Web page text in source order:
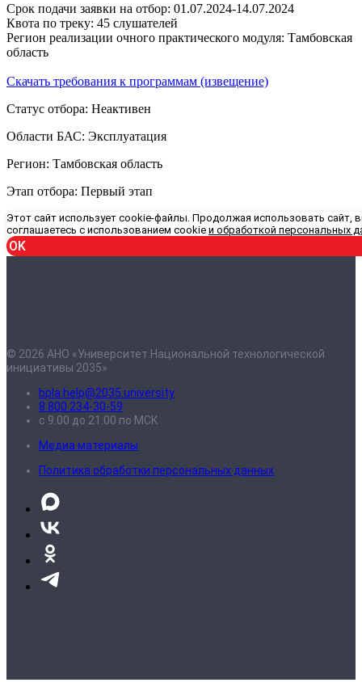
Срок подачи заявки на отбор: 01.07.2024-14.07.2024
Квота по треку: 45 слушателей
Регион реализации очного практического модуля: Тамбовская
область
Скачать требования к программам (извещение)
Статус отбора: Неактивен
Области БАС: Эксплуатация
Регион: Тамбовская область
Этап отбора: Первый этап
Этот сайт использует cookie-файлы. Продолжая использовать сайт,
соглашаетесь с использованием cookie и обработкой персональных
OK
© 2026 АНО «Университет Национальной технологической
инициативы 2035»
bpla.help@2035.university
8 800 234-30-59
с 9:00 до 21:00 по МСК
Медиа материалы
Политика обработки персональных данных